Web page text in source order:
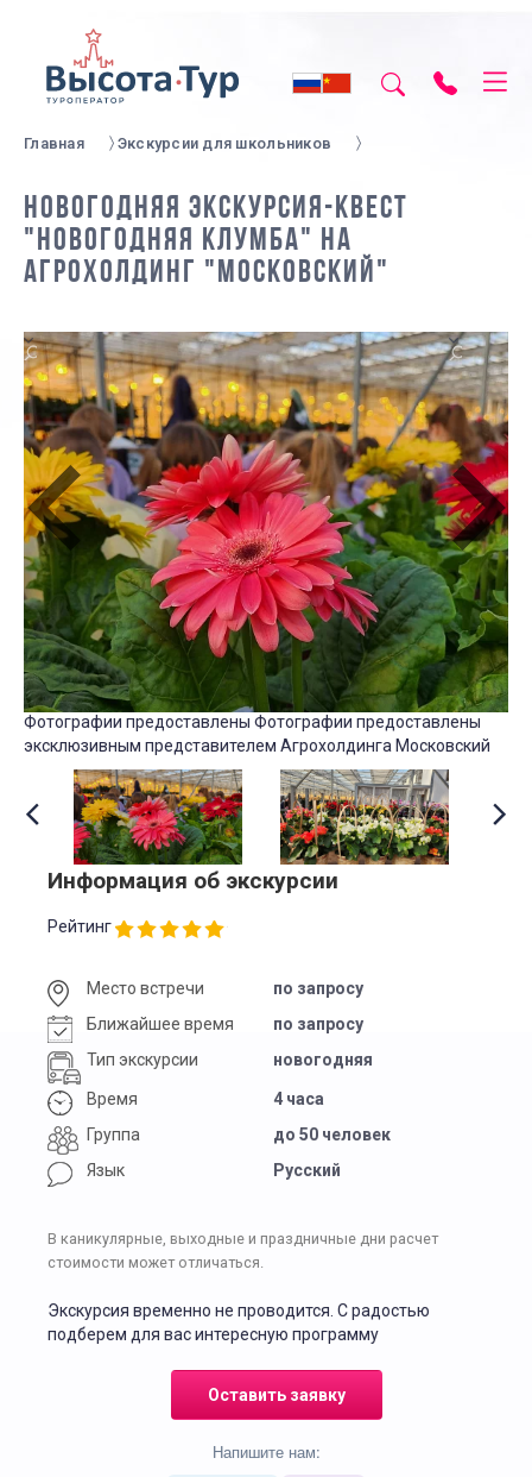
Главная Экскурсии для школьников
НОВОГОДНЯЯ ЭКСКУРСИЯ-КВЕСТ
"НОВОГОДНЯЯ КЛУМБА" НА
АГРОХОЛДИНГ "МОСКОВСКИЙ"
Фотографии предоставлены Фотографии предоставлены
эксклюзивным представителем Агрохолдинга Московский
Информация об экскурсии
Рейтинг
Место встречи
по запросу
Ближайшее время
по запросу
Тип экскурсии
новогодняя
Время
4 часа
Группа
до 50 человек
Язык
Русский
В каникулярные, выходные и праздничные дни расчет
стоимости может отличаться.
Экскурсия временно не проводится. С радостью
подберем для вас интересную программу
Оставить заявку
Напишите нам: